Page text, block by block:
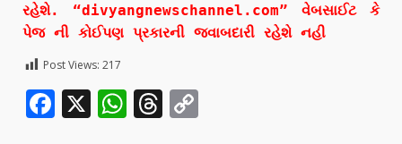
રહેશે. “divyangnewschannel.com” વેબસાઈટ કે
પેજ ની કોઈપણ પ્રકારની જવાબદારી રહેશે નહી
Post Views: 217
Facebook
X WhatsApp
Threads